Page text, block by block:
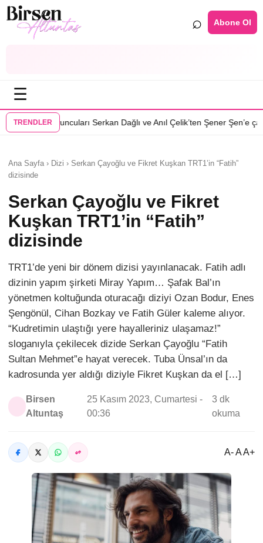
⌕ Abone Ol
☰
TRENDLER
Serkan Dağlı ve Anıl Çelik’ten Şener Şen’e çağrı•Özcan Deniz:
Ana Sayfa › Dizi › Serkan Çayoğlu ve Fikret Kuşkan TRT1’in “Fatih”
dizisinde
Serkan Çayoğlu ve Fikret
Kuşkan TRT1’in “Fatih”
dizisinde
TRT1’de yeni bir dönem dizisi yayınlanacak. Fatih adlı
dizinin yapım şirketi Miray Yapım… Şafak Bal’ın
yönetmen koltuğunda oturacağı diziyi Ozan Bodur, Enes
Şengönül, Cihan Bozkay ve Fatih Güler kaleme alıyor.
“Kudretimin ulaştığı yere hayalleriniz ulaşamaz!”
sloganıyla çekilecek dizide Serkan Çayoğlu “Fatih
Sultan Mehmet”e hayat verecek. Tuba Ünsal’ın da
kadrosunda yer aldığı diziyle Fikret Kuşkan da el […]
Birsen
Altuntaş
25 Kasım 2023, Cumartesi -
00:36
3 dk
okuma
A- A A+